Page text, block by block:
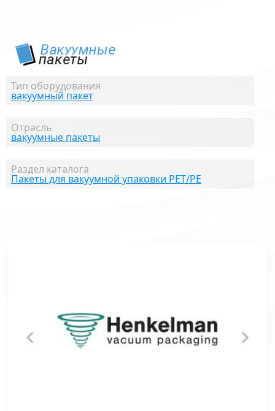
Тип оборудования
вакуумный пакет
Отрасль
вакуумные пакеты
Раздел каталога
Пакеты для вакуумной упаковки PET/PE